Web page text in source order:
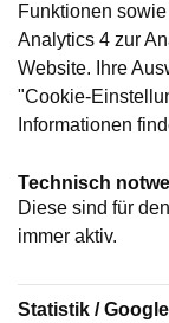
Funktionen
Analytics 4 zur
Website. Ihre
"Cookie-
Informationen
Technisch
Diese sind für
immer aktiv.
Statistik /